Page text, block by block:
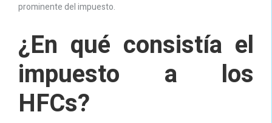
prominente del impuesto.
¿En qué consistía el
impuesto a los
HFCs?